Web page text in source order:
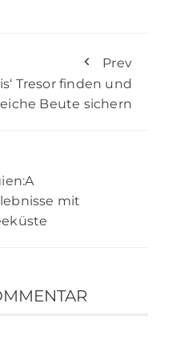
Prev
Tresor finden und
Beute sichern
mit